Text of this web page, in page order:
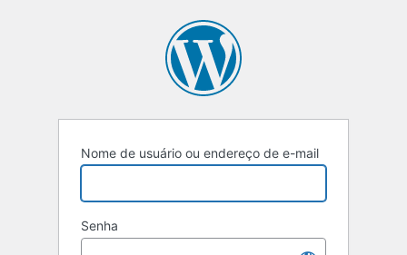
Nome de usuário ou endereço de e-mail
Senha